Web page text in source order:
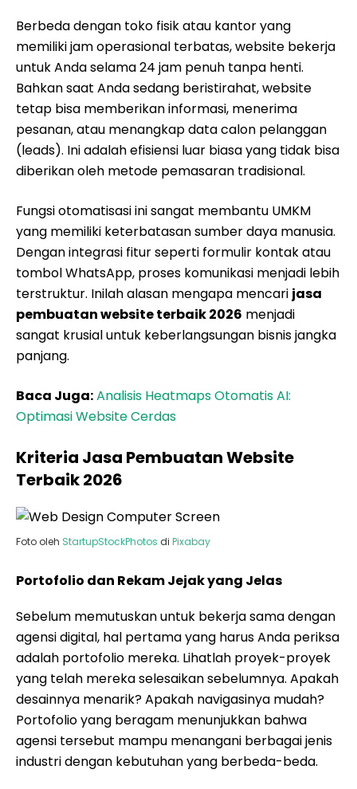
Berbeda dengan toko fisik atau kantor yang
memiliki jam operasional terbatas, website bekerja
untuk Anda selama 24 jam penuh tanpa henti.
Bahkan saat Anda sedang beristirahat, website
tetap bisa memberikan informasi, menerima
pesanan, atau menangkap data calon pelanggan
(leads). Ini adalah efisiensi luar biasa yang tidak bisa
diberikan oleh metode pemasaran tradisional.
Fungsi otomatisasi ini sangat membantu UMKM
yang memiliki keterbatasan sumber daya manusia.
Dengan integrasi fitur seperti formulir kontak atau
tombol WhatsApp, proses komunikasi menjadi lebih
terstruktur. Inilah alasan mengapa mencari jasa
pembuatan website terbaik 2026 menjadi
sangat krusial untuk keberlangsungan bisnis jangka
panjang.
Baca Juga:Analisis Heatmaps Otomatis AI:
Optimasi Website Cerdas
Kriteria Jasa Pembuatan Website
Terbaik 2026
Foto oleh StartupStockPhotos di Pixabay
Portofolio dan Rekam Jejak yang Jelas
Sebelum memutuskan untuk bekerja sama dengan
agensi digital, hal pertama yang harus Anda periksa
adalah portofolio mereka. Lihatlah proyek-proyek
yang telah mereka selesaikan sebelumnya. Apakah
desainnya menarik? Apakah navigasinya mudah?
Portofolio yang beragam menunjukkan bahwa
agensi tersebut mampu menangani berbagai jenis
industri dengan kebutuhan yang berbeda-beda.